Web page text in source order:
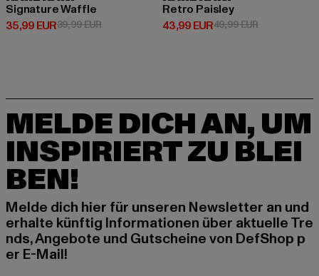
Signature Waffle
35,99 EUR
Derzeitiger Preis: 35,99 EUR
39,99 EURAktionspreis: 39,99 EUR
Retro Paisley
43,99 EUR
Derzeitiger Preis: 43,99 EUR
49,99 EURAktionspreis:
MELDE DICH AN, UM
INSPIRIERT ZU BLEI
BEN!
Melde dich hier für unseren Newsletter an und
erhalte künftig Informationen über aktuelle Tre
nds, Angebote und Gutscheine von DefShop p
er E-Mail!